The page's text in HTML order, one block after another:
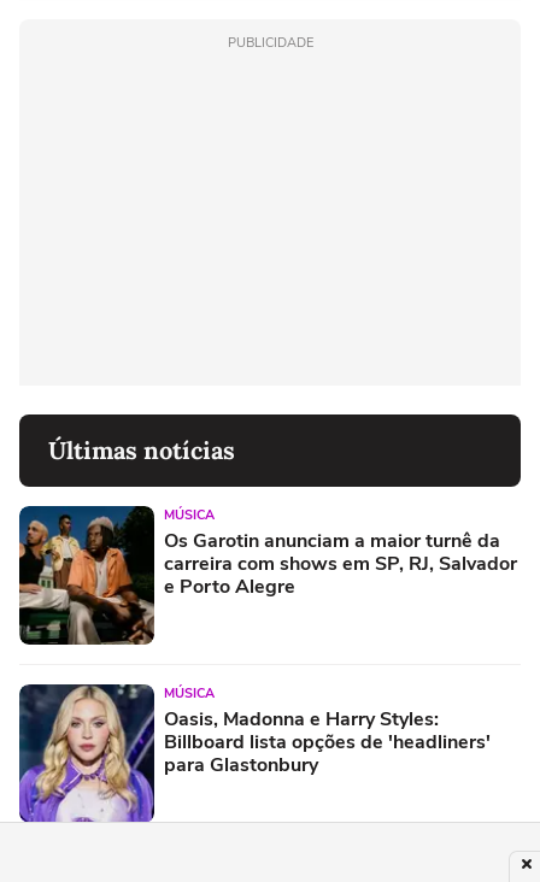
PUBLICIDADE
Últimas notícias
MÚSICA
Os Garotin anunciam a maior turnê da
carreira com shows em SP, RJ, Salvador
e Porto Alegre
MÚSICA
Oasis, Madonna e Harry Styles:
Billboard lista opções de 'headliners'
para Glastonbury